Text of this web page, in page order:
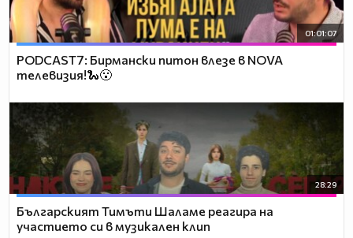
01:01:07
PODCAST7: Бирмански питон влезе в NOVA
телевизия!🐍😮
28:29
Българският Тимъти Шаламе реагира на
участието си в музикален клип